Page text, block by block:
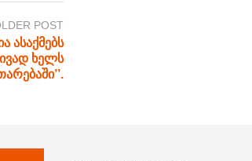
POST
ასაქმებს
ხელს